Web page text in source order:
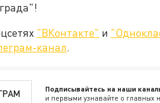
"ВКонтакте" и
канал.
Подписывайтесь на наши
и первыми узнавайте о главных